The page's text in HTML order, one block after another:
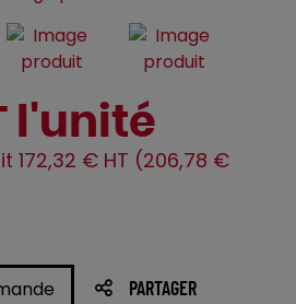
l'unité
172,32 € HT (206,78 €
PARTAGER